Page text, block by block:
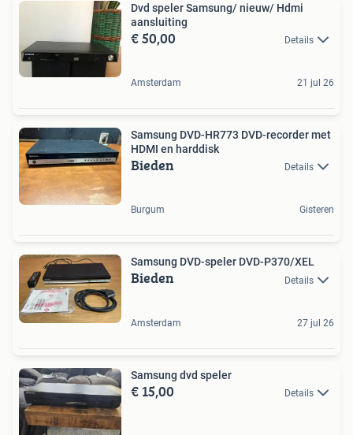
Dvd speler Samsung/ nieuw/ Hdmi
aansluiting
€ 50,00 Details
Amsterdam 21 jul 26
Samsung DVD-HR773 DVD-recorder met
HDMI en harddisk
Bieden Details
Burgum Gisteren
Samsung DVD-speler DVD-P370/XEL
Bieden Details
Amsterdam 27 jul 26
Samsung dvd speler
€ 15,00 Details